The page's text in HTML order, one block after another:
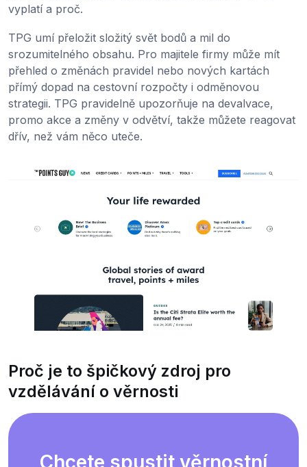
vyplatí a proč.
TPG umí přeložit složitý svět bodů a mil do
srozumitelného obsahu. Pro majitele firmy může mít
přehled o změnách pravidel nebo nových kartách
přímý dopad na cestovní rozpočty i odměnovou
strategii. TPG pravidelně upozorňuje na devalvace,
promo akce a změny v odvětví, takže můžete reagovat
dřív, než vám něco uteče.
Proč je to špičkový zdroj pro
vzdělávání o věrnosti